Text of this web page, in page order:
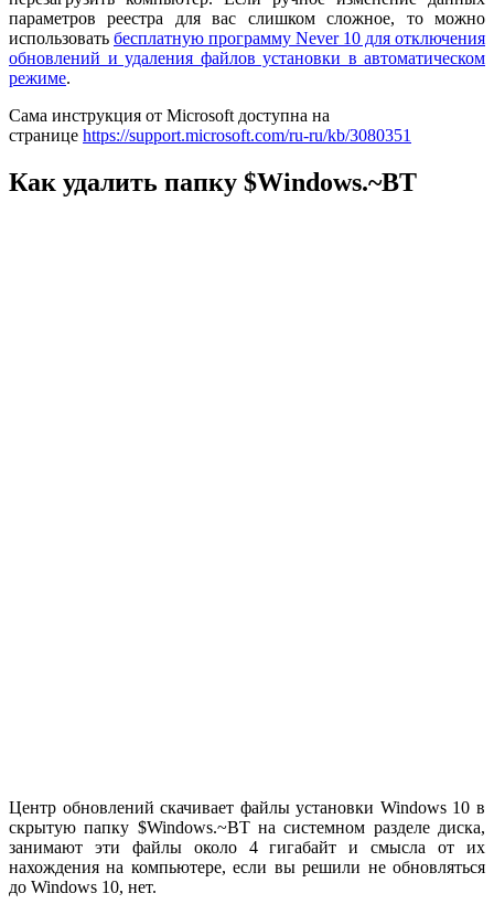
параметров реестра для вас слишком сложное, то можно
использовать бесплатную программу Never 10 для отключения
обновлений и удаления файлов установки в автоматическом
режиме.
Сама инструкция от Microsoft доступна на
странице https://support.microsoft.com/ru-ru/kb/3080351
Как удалить папку $Windows.~BT
Центр обновлений скачивает файлы установки Windows 10 в
скрытую папку $Windows.~BT на системном разделе диска,
занимают эти файлы около 4 гигабайт и смысла от их
нахождения на компьютере, если вы решили не обновляться
до Windows 10, нет.